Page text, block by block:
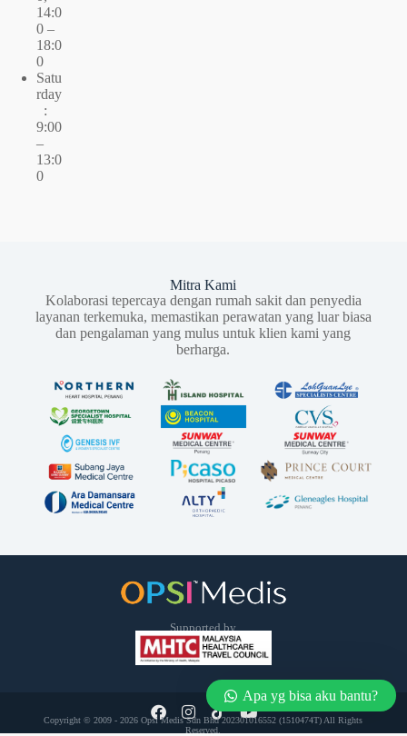
14:0
0 –
18:0
0
Satu
rday
:
9:00
–
13:0
0
Mitra Kami
Kolaborasi tepercaya dengan rumah sakit dan penyedia
layanan terkemuka, memastikan perawatan yang luar biasa
dan pengalaman yang mulus untuk klien kami yang
berharga.
Supported by
Copyright © 2009 - 2026 Opsi Medis Sdn Bhd 202301016552 (1510474­T) All Rights
Reserved.
Apa yg bisa aku bantu?